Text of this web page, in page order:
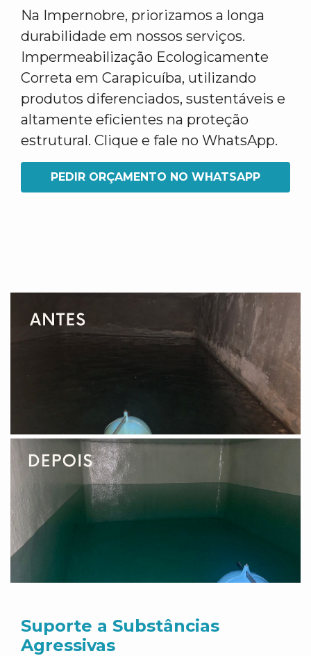
Na Impernobre, priorizamos a longa
durabilidade em nossos serviços.
Impermeabilização Ecologicamente
Correta em Carapicuíba, utilizando
produtos diferenciados, sustentáveis e
altamente eficientes na proteção
estrutural. Clique e fale no WhatsApp.
PEDIR ORÇAMENTO NO WHATSAPP
Suporte a Substâncias
Agressivas